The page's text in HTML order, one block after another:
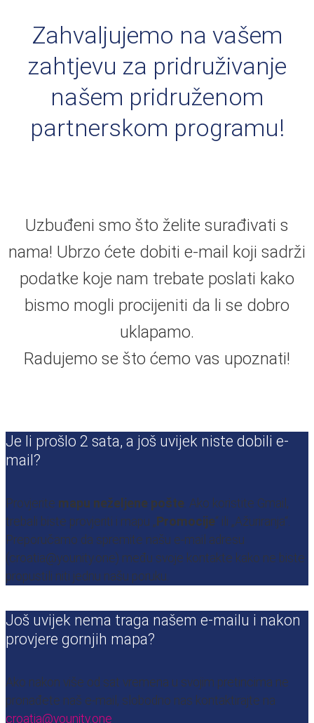
Zahvaljujemo na vašem
zahtjevu za pridruživanje
našem pridruženom
partnerskom programu!
Uzbuđeni smo što želite surađivati s
nama! Ubrzo ćete dobiti e-mail koji sadrži
podatke koje nam trebate poslati kako
bismo mogli procijeniti da li se dobro
uklapamo.
Radujemo se što ćemo vas upoznati!
Je li prošlo 2 sata, a još uvijek niste dobili e-
mail?
Provjerite mapu neželjene pošte. Ako koristite Gmail,
trebali biste provjeriti i mapu „ Promocije“ ili „Ažuriranja“.
Preporučamo da spremite našu e-mail adresu
(croatia@younity.one) među svoje kontakte kako ne biste
propustili niti jednu našu poruku.
Još uvijek nema traga našem e-mailu i nakon
provjere gornjih mapa?
Ako nakon više od sat vremena u svojim pretincima ne
pronađete naš e-mail, slobodno nas kontaktirajte na
croatia@younity.one